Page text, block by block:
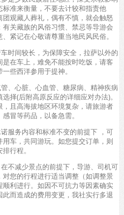
准来衡量，不要去计较和指责他
观藏人葬礼，偶有不慎，就会触怒
关藏族的风俗习惯、禁忌等导游会
紧记在心敬请尊重当地民风民俗。
时间较长，为保障安全，拉萨以外的
在车上，难免不能按时吃饭，请客
些西洋参用于提神。
、心脏、心血管、糖尿病、精神疾病
择(后附高原反应的详细应对办法)。
且高海拔地区环境复杂，请旅游者
冒等药品，以备急需。
服务内容和标准不变的前提下 ，可
车，共同游玩。如您提交订单，则
行程。
不减少景点的前提下，导游、司机可
您的行程进行适当调整（如调整景
利进行。如因不可抗力等因素确实
而造成的费用变更，我社实行多退